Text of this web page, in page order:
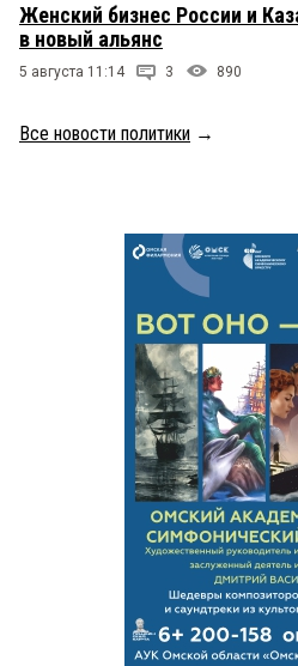
Женский бизнес России и
в новый альянс
5 августа 11:14 3 890
Все новости политики →